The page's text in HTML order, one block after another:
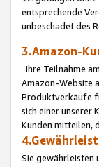
entsprechende
unbeschadet des
3.Amazon-
Ihre Teilnahme
Amazon-Website
Produktverkäufe
sich einer unserer
Kunden mitteilen,
Sie gewährleisten